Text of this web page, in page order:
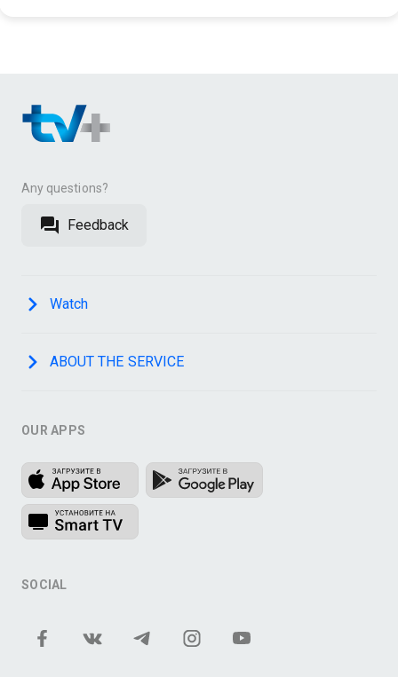
Any questions?
Feedback
Watch
ABOUT THE SERVICE
OUR APPS
SOCIAL